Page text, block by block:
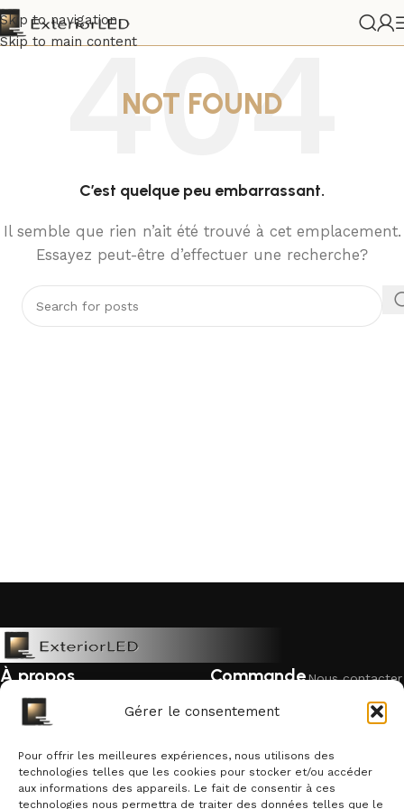
Gérer le consentement
Pour offrir les meilleures expériences, nous utilisons des
technologies telles que les cookies pour stocker et/ou accéder
aux informations des appareils. Le fait de consentir à ces
technologies nous permettra de traiter des données telles que le
Skip to navigation
Skip to main content
NOT FOUND
C’est quelque peu embarrassant.
Il semble que rien n’ait été trouvé à cet emplacement.
Essayez peut-être d’effectuer une recherche?
À propos
Mentions légales
Qui sommes-nous ?
Commande
Livraison &
retour
Garantie &
remboursement
Suivre une
Nous contacter
Politique de